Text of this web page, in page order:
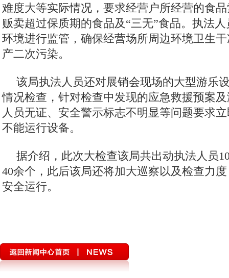
难度大等实际情况，要求经营户所经营的食
贩卖超过保质期的食品及“三无”食品。执法
环境进行监管，确保经营场所周边环境卫生
产二次污染。
该局执法人员还对展销会现场的大型游乐
情况检查，针对检查中发现的应急救援预案
人员无证、安全警示标志不明显等问题要求
不能运行设备。
据介绍，此次大检查该局共出动执法人员
40余个，此后该局还将加大巡察以及检查力
安全运行。